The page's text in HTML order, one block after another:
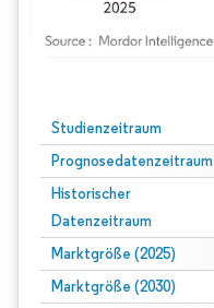
Studienzeitraum
Prognosedatenzeitraum
Historischer
Datenzeitraum
Marktgröße (2025)
Marktgröße (2030)